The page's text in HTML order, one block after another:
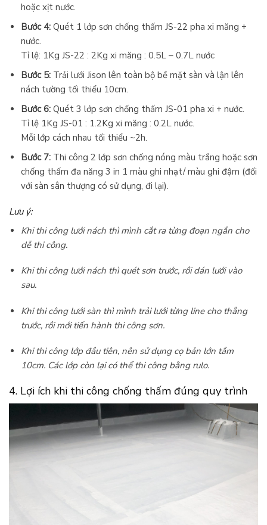
hoặc xịt nước.
Bước 4:Quét 1 lớp sơn chống thấm JS-22 pha xi măng +
nước.
Tỉ lệ: 1Kg JS-22 : 2Kg xi măng : 0.5L – 0.7L nước
Bước 5:Trải lưới Jison lên toàn bộ bề mặt sàn và lận lên
nách tường tối thiểu 10cm.
Bước 6:Quét 3 lớp sơn chống thấm JS-01 pha xi + nước.
Tỉ lệ 1Kg JS-01 : 1.2Kg xi măng : 0.2L nước.
Mỗi lớp cách nhau tối thiểu ~2h.
Bước 7:Thi công 2 lớp sơn chống nóng màu trắng hoặc sơn
chống thấm đa năng 3 in 1 màu ghi nhạt/ màu ghi đậm (đối
với sàn sân thượng có sử dụng, đi lại).
Lưu ý:
Khi thi công lưới nách thì mình cắt ra từng đoạn ngắn cho
dễ thi công.
Khi thi công lưới nách thì quét sơn trước, rồi dán lưới vào
sau.
Khi thi công lưới sàn thì mình trải lưới từng line cho thẳng
trước, rồi mới tiến hành thi công sơn.
Khi thi công lớp đầu tiên, nên sử dụng cọ bản lớn tầm
10cm. Các lớp còn lại có thể thi công bằng rulo.
4. Lợi ích khi thi công chống thấm đúng quy trình